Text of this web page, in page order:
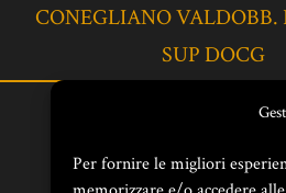
Per fornire le migliori
CONEGLIANO VALDOBB.
SUP DOCG